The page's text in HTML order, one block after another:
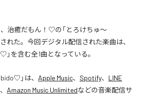
治癒だもん！♡の「とろけちゅ〜
れた。今回デジタル配信された楽曲は、
」を含む全1曲となっている。
」は、 Apple Music、 Spotify、 LINE
、 Amazon Music Unlimitedなどの音楽配信サ